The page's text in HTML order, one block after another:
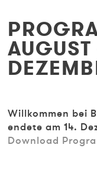
Willkommen bei
endete am 14.
Download